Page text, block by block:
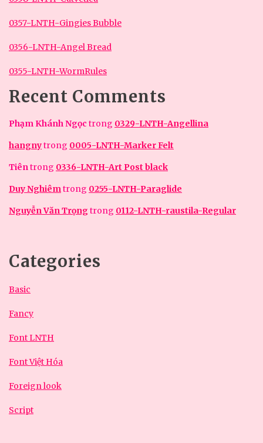
0357-LNTH-Gingies Bubble
0356-LNTH-Angel Bread
0355-LNTH-WormRules
Recent Comments
Phạm Khánh Ngọc trong 0329-LNTH-Angellina
hangnytrong 0005-LNTH-Marker Felt
Tiêntrong 0336-LNTH-Art Post black
Duy Nghiêmtrong 0255-LNTH-Paraglide
Nguyễn Văn Trọngtrong 0112-LNTH-raustila-Regular
Categories
Basic
Fancy
Font LNTH
Font Việt Hóa
Foreign look
Script